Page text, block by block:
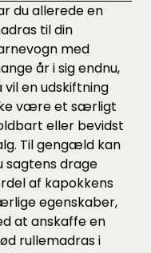
du allerede en
til din
med
år i sig endnu,
vil en udskiftning
være et særligt
eller bevidst
Til gengæld kan
sagtens drage
af kapokkens
egenskaber,
at anskaffe en
rullemadras i